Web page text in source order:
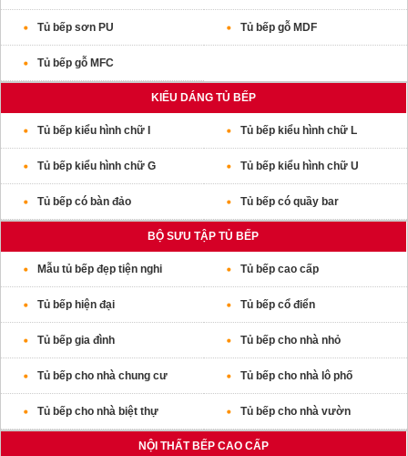
Tủ bếp sơn PU Tủ bếp gỗ MDF
Tủ bếp gỗ MFC
KIỂU DÁNG TỦ BẾP
Tủ bếp kiểu hình chữ I Tủ bếp kiểu hình chữ L
Tủ bếp kiểu hình chữ G Tủ bếp kiểu hình chữ U
Tủ bếp có bàn đảo Tủ bếp có quầy bar
BỘ SƯU TẬP TỦ BẾP
Mẫu tủ bếp đẹp tiện nghi Tủ bếp cao cấp
Tủ bếp hiện đại Tủ bếp cổ điển
Tủ bếp gia đình Tủ bếp cho nhà nhỏ
Tủ bếp cho nhà chung cư Tủ bếp cho nhà lô phố
Tủ bếp cho nhà biệt thự Tủ bếp cho nhà vườn
NỘI THẤT BẾP CAO CẤP